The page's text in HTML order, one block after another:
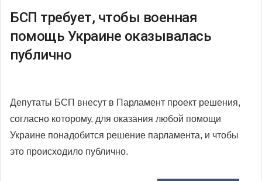
БСП требует, чтобы военная
помощь Украине оказывалась
публично
Депутаты БСП внесут в Парламент проект решения,
согласно которому, для оказания любой помощи
Украине понадобится решение парламента, и чтобы
это происходило публично.